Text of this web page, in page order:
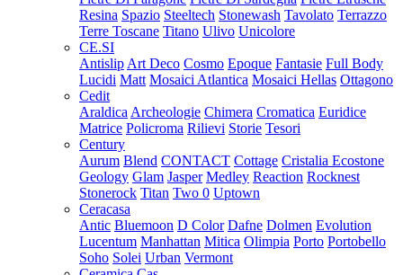
Resina Spazio Steeltech Stonewash Tavolato Terrazzo
Terre Toscane Titano Ulivo Unicolore
CE.SI
Antislip Art Deco Cosmo Epoque Fantasie Full Body
Lucidi Matt Mosaici Atlantica Mosaici Hellas Ottagono
Cedit
Araldica Archeologie Chimera Cromatica Euridice
Matrice Policroma Rilievi Storie Tesori
Century
Aurum Blend CONTACT Cottage Cristalia Ecostone
Geology Glam Jasper Medley Reaction Rocknest
Stonerock Titan Two 0 Uptown
Ceracasa
Antic Bluemoon D Color Dafne Dolmen Evolution
Lucentum Manhattan Mitica Olimpia Porto Portobello
Soho Solei Urban Vermont